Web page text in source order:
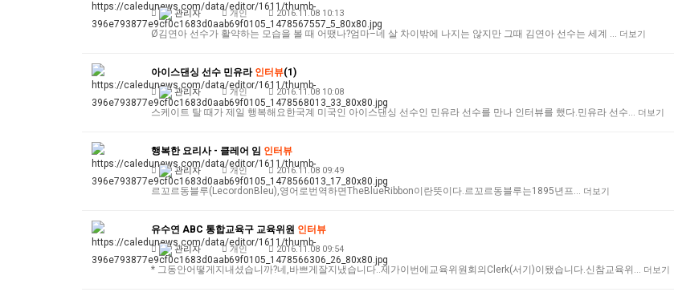
관리자 개인 2016.11.08 10:13
Ø김연아 선수가 활약하는 모습을 볼 때 어땠나?엄마–네 살 차이밖에 나지는 않지만 그때 김연아 선수는 세계 … 더보기
아이스댄싱 선수 민유라 인터뷰(1)
관리자 개인 2016.11.08 10:08
스케이트 탈 때가 제일 행복해요한국계 미국인 아이스댄싱 선수인 민유라 선수를 만나 인터뷰를 했다.민유라 선수… 더보기
행복한 요리사 - 클레어 임 인터뷰
관리자 개인 2016.11.08 09:49
르꼬르동블루(LecordonBleu),영어로번역하면TheBlueRibbon이란뜻이다.르꼬르동블루는1895년프… 더보기
유수연 ABC 통합교육구 교육위원 인터뷰
관리자 개인 2016.11.08 09:54
* 그동안어떻게지내셨습니까?네,바쁘게잘지냈습니다..제가이번에교육위원회의Clerk(서기)이됐습니다.신참교육위… 더보기